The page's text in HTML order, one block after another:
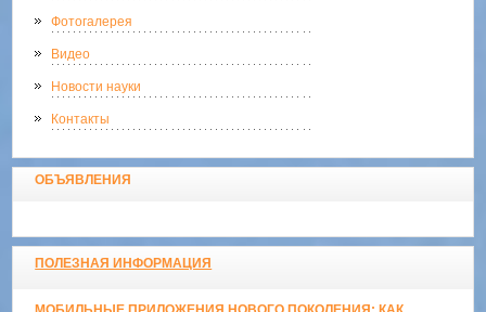
Фотогалерея
Видео
Новости науки
Контакты
ОБЪЯВЛЕНИЯ
ПОЛЕЗНАЯ ИНФОРМАЦИЯ